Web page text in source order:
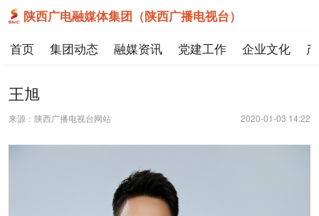
陕西广电融媒体集团（陕西广播电视台）
首页 集团动态 融媒资讯 党建工作 企业文化
王旭
来源：陕西广播电视台网站 2020-01-03 14:22